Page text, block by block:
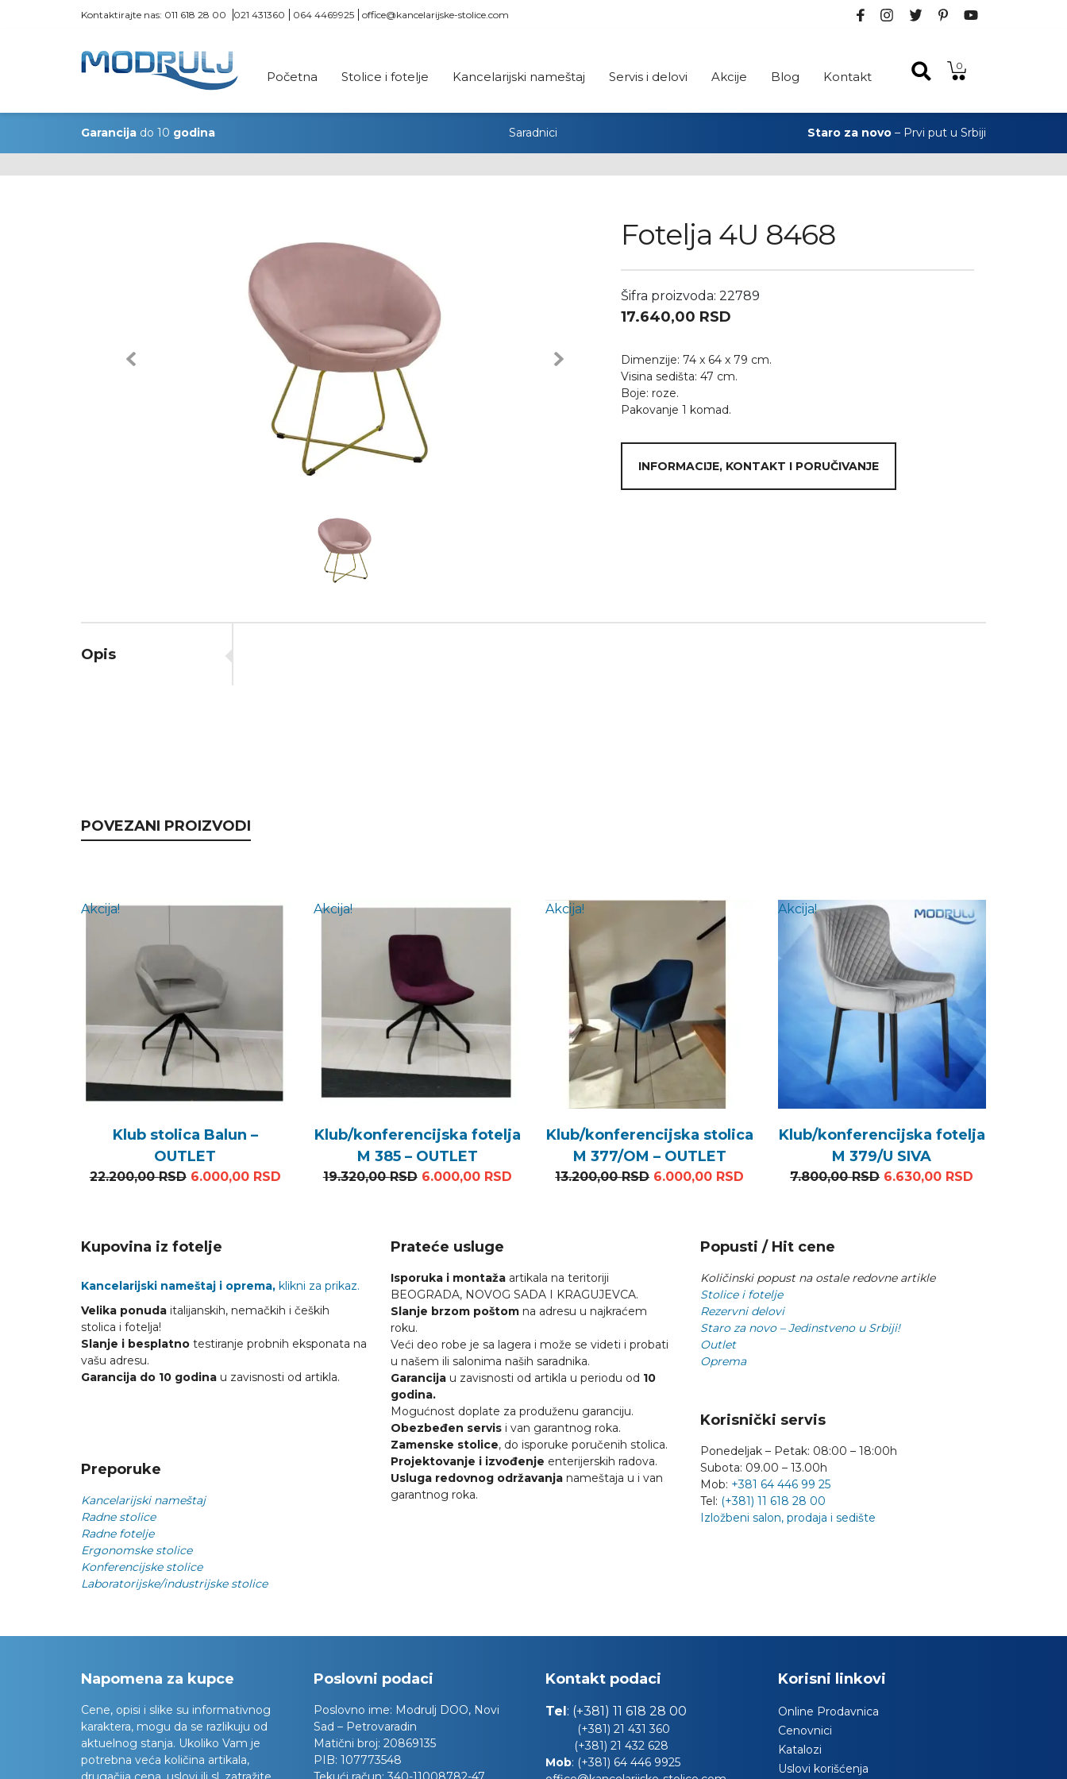
Kontaktirajte nas: 011 618 28 00 021 431360 064 4469925 office@kancelarijske-stolice.com
Početna Stolice i fotelje Kancelarijski nameštaj Servis i delovi Akcije Blog Kontakt
0
Garancija do 10 godina Saradnici Staro za novo– Prvi put u Srbiji
Previous Next
Fotelja 4U 8468
Šifra proizvoda: 22789
17.640,00 RSD
Dimenzije: 74 x 64 x 79 cm.
Visina sedišta: 47 cm.
Boje: roze.
Pakovanje 1 komad.
INFORMACIJE, KONTAKT I PORUČIVANJE
Opis
POVEZANI PROIZVODI
Akcija!
Klub stolica Balun –
OUTLET
22.200,00RSD Originalna cena je bila: 22.200,00 RSD.
6.000,00 RSDTrenutna cena je: 6.000,00 RSD.
Akcija!
Klub/konferencijska fotelja
M 385 – OUTLET
19.320,00RSD Originalna cena je bila: 19.320,00 RSD.
6.000,00 RSDTrenutna cena je: 6.000,00 RSD.
Akcija!
Klub/konferencijska stolica
M 377/OM – OUTLET
13.200,00RSD Originalna cena je bila: 13.200,00 RSD.
6.000,00 RSD Trenutna cena je: 6.000,00 RSD.
Akcija!
Klub/konferencijska fotelja
M 379/U SIVA
7.800,00RSD Originalna cena je bila:
6.630,00 RSD
Kupovina iz fotelje
Kancelarijski nameštaj i oprema, klikni za prikaz.
Velika ponuda italijanskih, nemačkih i čeških
stolica i fotelja!
Slanje i besplatno testiranje probnih eksponata na
vašu adresu.
Garancija do 10 godina u zavisnosti od artikla.
Preporuke
Kancelarijski nameštaj
Radne stolice
Radne fotelje
Ergonomske stolice
Konferencijske stolice
Laboratorijske/industrijske stolice
Prateće usluge
Isporuka i montažaartikala na teritoriji
BEOGRADA, NOVOG SADA I KRAGUJEVCA.
Slanje brzom poštomna adresu u najkraćem
roku.
Veći deo robe je sa lagera i može se videti i probati
u našem ili salonima naših saradnika.
Garancijau zavisnosti od artikla u periodu od 10
godina.
Mogućnost doplate za produženu garanciju.
Obezbeđen servisi van garantnog roka.
Zamenske stolice, do isporuke poručenih stolica.
Projektovanje i izvođenje enterijerskih radova.
Usluga redovnog održavanjanameštaja u i van
garantnog roka.
Popusti / Hit cene
Količinski popust na ostale redovne artikle
Stolice i fotelje
Rezervni delovi
Staro za novo – Jedinstveno u Srbiji!
Outlet
Oprema
Korisnički servis
Ponedeljak – Petak: 08:00 – 18:00h
Subota: 09.00 – 13.00h
Mob: +381 64 446 99 25
Tel: (+381) 11 618 28 00
Izložbeni salon, prodaja i sedište
Napomena za kupce
Cene, opisi i slike su informativnog
karaktera, mogu da se razlikuju od
aktuelnog stanja. Ukoliko Vam je
potrebna veća količina artikala,
Poslovni podaci
Poslovno ime: Modrulj DOO, Novi
Sad – Petrovaradin
Matični broj: 20869135
PIB: 107773548
Kontakt podaci
Tel: (+381) 11 618 28 00
(+381) 21 431 360
(+381) 21 432 628
Mob: (+381) 64 446 9925
Korisni linkovi
Online Prodavnica
Cenovnici
Katalozi
Uslovi korišćenja